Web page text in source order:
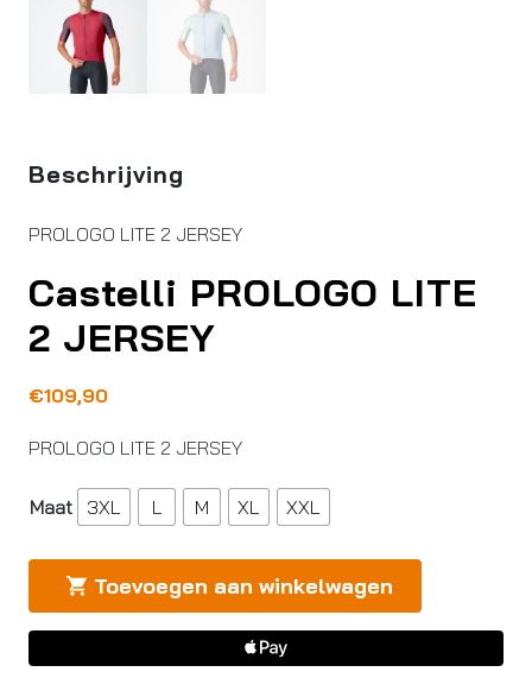
Beschrijving
PROLOGO LITE 2 JERSEY
Castelli PROLOGO LITE
2 JERSEY
€109,90
PROLOGO LITE 2 JERSEY
Maat 3XL L M XL XXL
Toevoegen aan winkelwagen